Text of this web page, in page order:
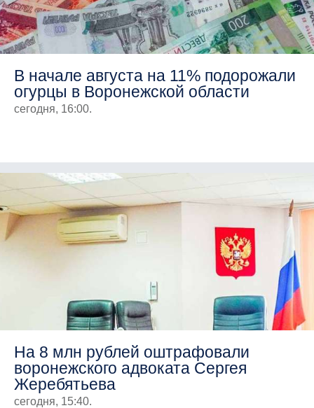
В начале августа на 11% подорожали
огурцы в Воронежской области
сегодня, 16:00.
На 8 млн рублей оштрафовали
воронежского адвоката Сергея
Жеребятьева
сегодня, 15:40.